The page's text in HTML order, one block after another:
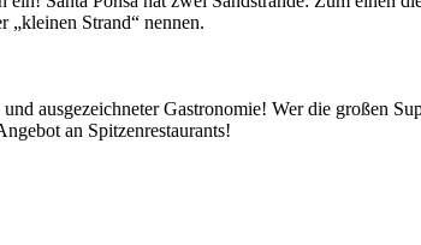
„kleinen Strand“ nennen.
ausgezeichneter Gastronomie! Wer die großen
an Spitzenrestaurants!